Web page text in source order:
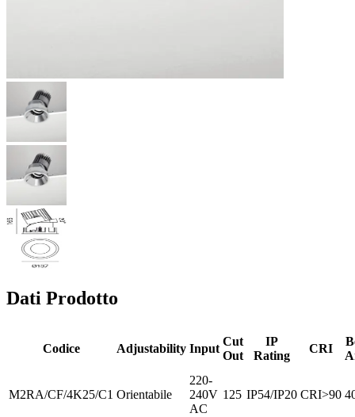
Dati Prodotto
Codice Adjustability Input
Cut
Out
IP
Rating
CRI
M2RA/CF/4K25/C1 Orientabile
220-
240V
AC
125 IP54/IP20 CRI>90